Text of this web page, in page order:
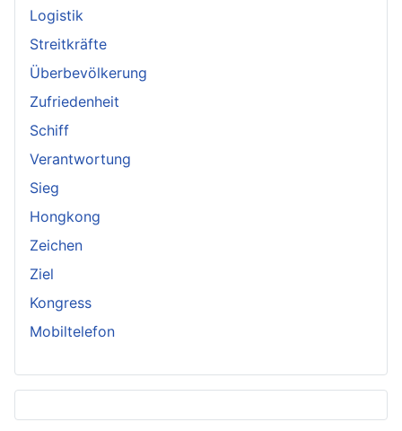
Logistik
Streitkräfte
Überbevölkerung
Zufriedenheit
Schiff
Verantwortung
Sieg
Hongkong
Zeichen
Ziel
Kongress
Mobiltelefon